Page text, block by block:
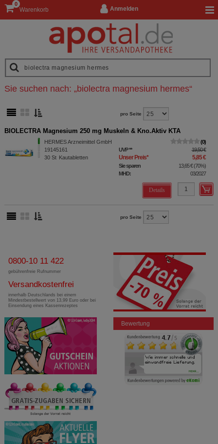
Anmelden
Warenkorb
0
Sie suchen nach: „biolectra magnesium hermes“
pro Seite
BIOLECTRA Magnesium 250 mg Muskeln & Kno.Aktiv KTA
HERMES Arzneimittel GmbH
19145161
30 St Kautabletten
0
UVP** 19,50 €
Unser Preis* 5,85 €
Sie sparen 13,65 €(70%)
MHD:
03/2027
Details
pro Seite
0800-10 11 422
gebührenfreie Rufnummer
Versandkostenfrei
innerhalb Deutschlands bei einem
Mindestbestellwert von 13,99 Euro oder bei
Einsendung eines Kassenrezeptes
Bewertung